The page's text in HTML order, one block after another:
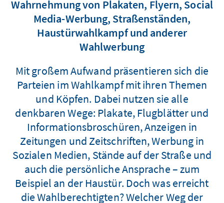
Wahrnehmung von Plakaten, Flyern, Social
Media-Werbung, Straßenständen,
Haustürwahlkampf und anderer
Wahlwerbung
Mit großem Aufwand präsentieren sich die
Parteien im Wahlkampf mit ihren Themen
und Köpfen. Dabei nutzen sie alle
denkbaren Wege: Plakate, Flugblätter und
Informationsbroschüren, Anzeigen in
Zeitungen und Zeitschriften, Werbung in
Sozialen Medien, Stände auf der Straße und
auch die persönliche Ansprache – zum
Beispiel an der Haustür. Doch was erreicht
die Wahlberechtigten? Welcher Weg der